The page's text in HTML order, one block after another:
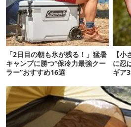
「2日目の朝も氷が残る！」猛暑
キャンプに勝つ“保冷力最強クー
ラー”おすすめ16選
【
に忍
ギア